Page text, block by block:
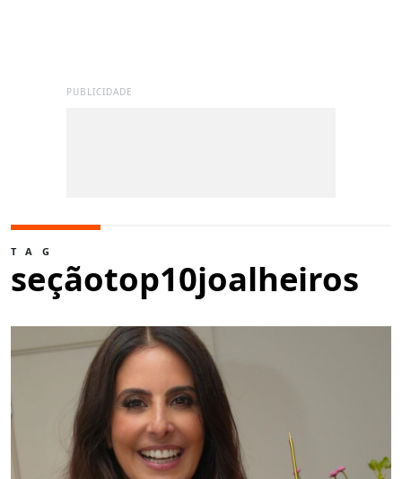
PUBLICIDADE
TAG
seçãotop10joalheiros